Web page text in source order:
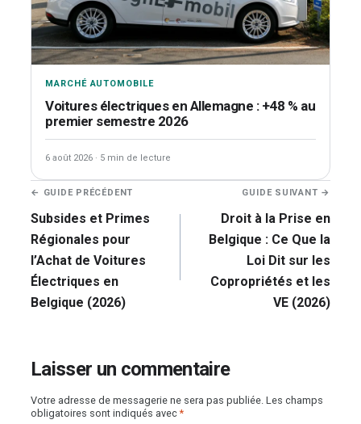
MARCHÉ AUTOMOBILE
Voitures électriques en Allemagne : +48 % au
premier semestre 2026
6 août 2026 · 5 min de lecture
Navigation
de
l’article
← GUIDE PRÉCÉDENT
Subsides et Primes
Régionales pour
l’Achat de Voitures
Électriques en
Belgique (2026)
GUIDE SUIVANT →
Droit à la Prise en
Belgique : Ce Que la
Loi Dit sur les
Copropriétés et les
VE (2026)
Laisser un commentaire
Votre adresse de messagerie ne sera pas publiée. Les champs
obligatoires sont indiqués avec*